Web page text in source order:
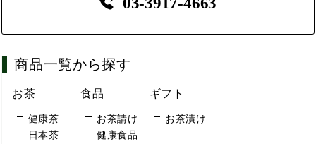
商品一覧から探す
お茶
健康茶
日本茶
食品
お茶請け
健康食品
ギフト
お茶漬け